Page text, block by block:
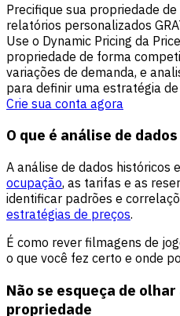
Precifique sua propriedade
relatórios personalizados
Use o Dynamic Pricing da
propriedade de forma
variações de demanda, e
para definir uma estratégia
Crie sua conta agora
O que é análise de
A análise de dados históricos
ocupação, as tarifas e as
identificar padrões e
estratégias de preços.
É como rever filmagens de
o que você fez certo e onde
Não se esqueça de
propriedade